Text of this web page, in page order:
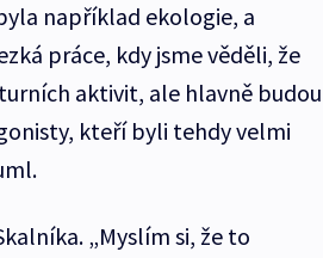
například ekologie, a
práce, kdy jsme věděli, že
aktivit, ale hlavně budou
kteří byli tehdy velmi
„Myslím si, že to